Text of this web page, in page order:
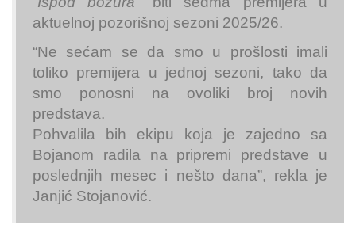
aktuelnoj pozorišnoj sezoni 2025/26.
“Ne sećam se da smo u prošlosti imali
toliko premijera u jednoj sezoni, tako da
smo ponosni na ovoliki broj novih
predstava.
Pohvalila bih ekipu koja je zajedno sa
Bojanom radila na pripremi predstave u
poslednjih mesec i nešto dana”, rekla je
Janjić Stojanović.